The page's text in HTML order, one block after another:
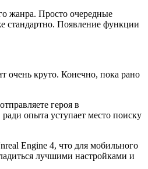
жанра. Просто очередные
стандартно. Появление функции
очень круто. Конечно, пока рано
героя в
опыта уступает место поиску
Engine 4, что для мобильного
лучшими настройками и